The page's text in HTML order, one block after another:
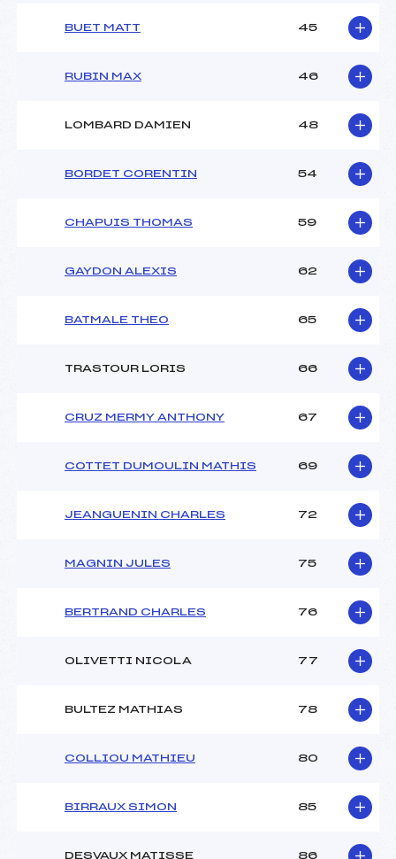
BUET MATT 45
RUBIN MAX 46
LOMBARD DAMIEN 48
BORDET CORENTIN 54
CHAPUIS THOMAS 59
GAYDON ALEXIS 62
BATMALE THEO 65
TRASTOUR LORIS 66
CRUZ MERMY ANTHONY 67
COTTET DUMOULIN MATHIS 69
JEANGUENIN CHARLES 72
MAGNIN JULES 75
BERTRAND CHARLES 76
OLIVETTI NICOLA 77
BULTEZ MATHIAS 78
COLLIOU MATHIEU 80
BIRRAUX SIMON 85
DESVAUX MATISSE 86